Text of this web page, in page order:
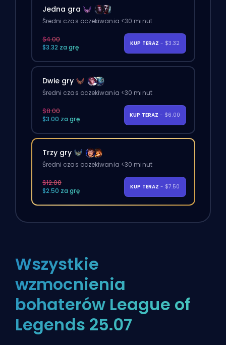
Jedna gra
Średni czas oczekiwania <30 minut
$4.00
$3.32 za grę
KUP TERAZ - $3.32
Dwie gry
Średni czas oczekiwania <30 minut
$8.00
$3.00 za grę
KUP TERAZ - $6.00
Trzy gry
Średni czas oczekiwania <30 minut
$12.00
$2.50 za grę
KUP TERAZ - $7.50
Wszystkie
wzmocnienia
bohaterów League of
Legends 25.07